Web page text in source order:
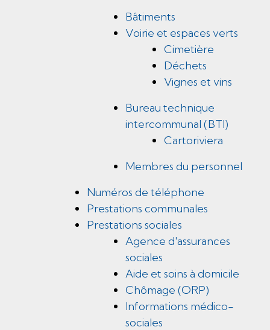
Bâtiments
Voirie et espaces verts
Cimetière
Déchets
Vignes et vins
Bureau technique
intercommunal (BTI)
Cartoriviera
Membres du personnel
Numéros de téléphone
Prestations communales
Prestations sociales
Agence d'assurances
sociales
Aide et soins à domicile
Chômage (ORP)
Informations médico-
sociales